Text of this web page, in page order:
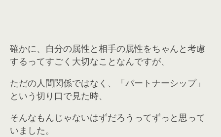
確かに、自分の属性と相手の属性をちゃんと考慮
するってすごく大切なことなんですが、
ただの人間関係ではなく、「パートナーシップ」
という切り口で見た時、
そんなもんじゃないはずだろうってずっと思って
いました。